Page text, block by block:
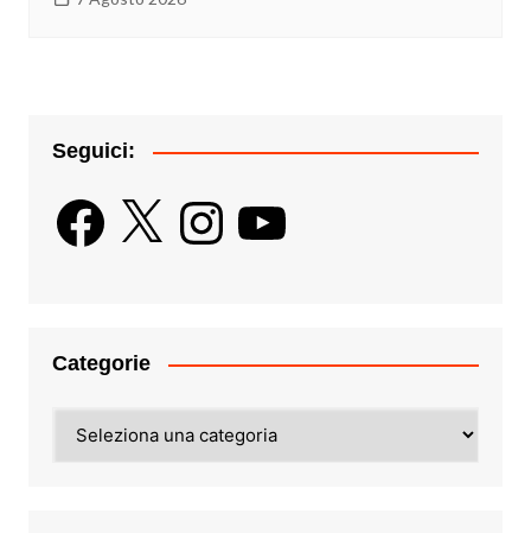
Seguici:
Facebook
X InstagramYouTube
Categorie